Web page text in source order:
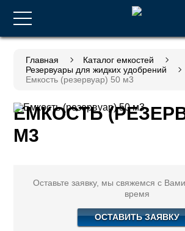
Главная
Каталог емкостей
Резервуары для жидких удобрений
Емкость (резервуар) 50 м3
ЕМКОСТЬ
М3
Оставьте заявку, мы свяжемся с
время
ОСТАВИТЬ ЗАЯВКУ